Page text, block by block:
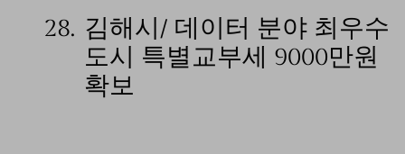
28. 김해시/ 데이터 분야 최우수
도시 특별교부세 9000만원
확보